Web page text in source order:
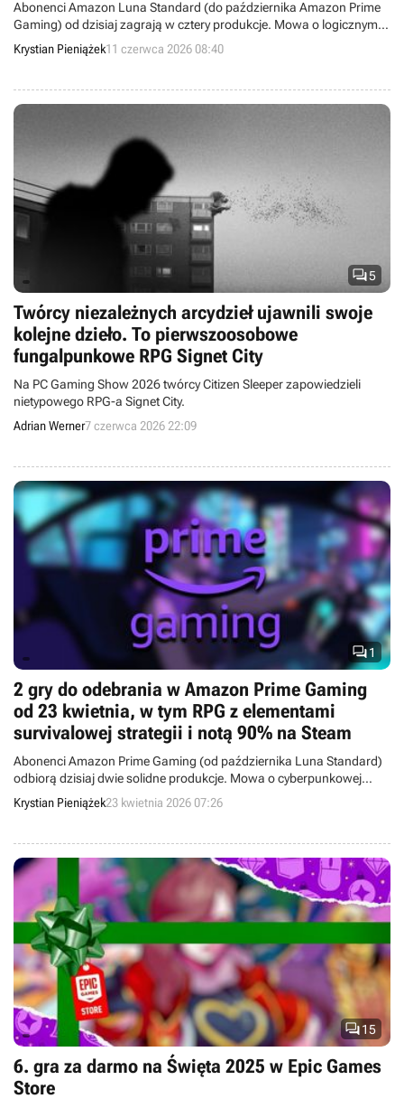
Abonenci Amazon Luna Standard (do października Amazon Prime
Gaming) od dzisiaj zagrają w cztery produkcje. Mowa o logicznym
Tested on Humans, przygodowym Paradise Killerze, pełnym akcji
G.I. Joe: Wrath of Cobra czy wreszcie taktycznym RPG Sin Slayers:
Krystian Pieniążek11 czerwca 2026 08:40
5
Twórcy niezależnych arcydzieł ujawnili swoje
kolejne dzieło. To pierwszoosobowe
fungalpunkowe RPG Signet City
Na PC Gaming Show 2026 twórcy Citizen Sleeper zapowiedzieli
nietypowego RPG-a Signet City.
Adrian Werner7 czerwca 2026 22:09
1
2 gry do odebrania w Amazon Prime Gaming
od 23 kwietnia, w tym RPG z elementami
survivalowej strategii i notą 90% na Steam
Abonenci Amazon Prime Gaming (od października Luna Standard)
odbiorą dzisiaj dwie solidne produkcje. Mowa o cyberpunkowej
przygodówce i RPG z elementami strategii survivalowej o wyprawie
na biegun północny.
Krystian Pieniążek23 kwietnia 2026 07:26
15
6. gra za darmo na Święta 2025 w Epic Games
Store